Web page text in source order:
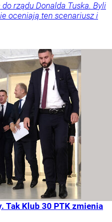
rządu Donalda Tuska. Byli
oceniają ten scenariusz i
Tak Klub 30 PTK zmienia